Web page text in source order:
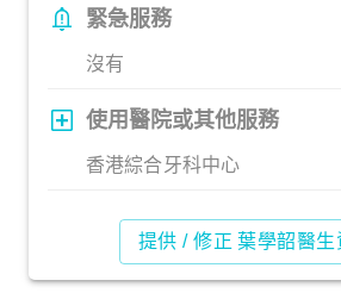
緊急服務
沒有
使用醫院或其他服務
香港綜合牙科中心
提供 / 修正 葉學韶醫生